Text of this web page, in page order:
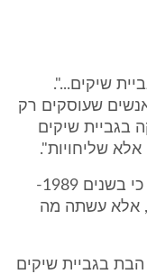
שיקים...".
שעוסקים רק
בגביית שיקים
שליחויות".
הבת עצמה, יש לומר, טענה בעדותה, כי בשנים 1989-
אלא עשתה מה
הבת בגביית שיקים